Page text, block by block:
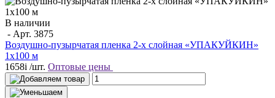
В наличии
- Арт. 3875
Воздушно-пузырчатая пленка 2-х слойная «УПАКУЙКИН»
1х100 м
1658i /шт. Оптовые цены